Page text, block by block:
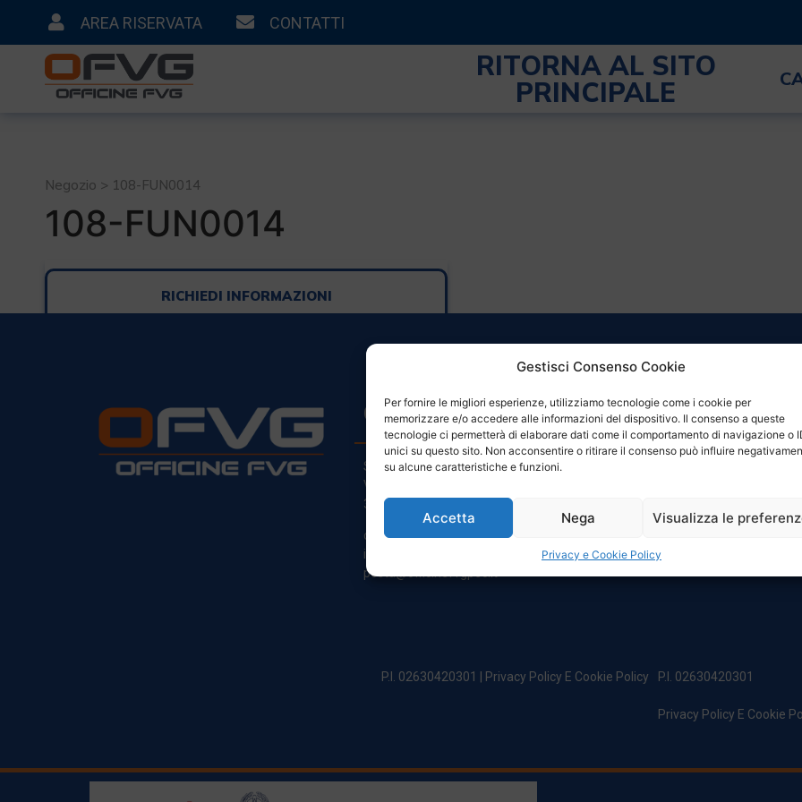
Gestisci Consenso Cookie
Per fornire le migliori esperienze, utilizziamo tecnologie come i cookie per
memorizzare e/o accedere alle informazioni del dispositivo. Il consenso a queste
tecnologie ci permetterà di elaborare dati come il comportamento di navigazione o
unici su questo sito. Non acconsentire o ritirare il consenso può influire
su alcune caratteristiche e funzioni.
Accetta Nega Visualizza le
Privacy e Cookie Policy
AREA RISERVATA CONTATTI
RITORNA AL SITO
PRINCIPALE
Negozio > 108-FUN0014
108-FUN0014
RICHIEDI INFORMAZIONI
CONTATTI
Sede Legale:
Via Principe Di Udine 144
33030 Campoformido (Ud)
clienti@officinefvg.it
info@officinefvg.it
posta@officinefvgpec.It
ORARI
Domenica: Chiuso
P.I. 02630420301 | Privacy Policy E Cookie Policy P.I. 02630420301
Privacy Policy E Cookie